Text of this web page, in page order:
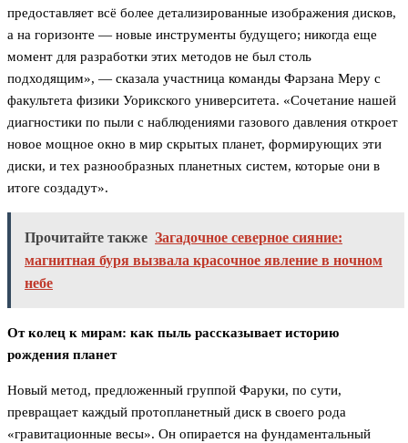
предоставляет всё более детализированные изображения дисков,
а на горизонте — новые инструменты будущего; никогда еще
момент для разработки этих методов не был столь
подходящим», — сказала участница команды Фарзана Меру с
факультета физики Уорикского университета. «Сочетание нашей
диагностики по пыли с наблюдениями газового давления откроет
новое мощное окно в мир скрытых планет, формирующих эти
диски, и тех разнообразных планетных систем, которые они в
итоге создадут».
Прочитайте также Загадочное северное сияние:
магнитная буря вызвала красочное явление в ночном
небе
От колец к мирам: как пыль рассказывает историю
рождения планет
Новый метод, предложенный группой Фаруки, по сути,
превращает каждый протопланетный диск в своего рода
«гравитационные весы». Он опирается на фундаментальный